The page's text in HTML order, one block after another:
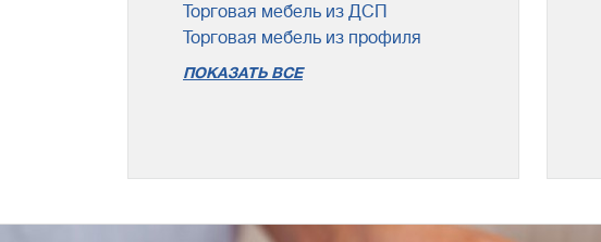
Торговая мебель из ДСП
Торговая мебель из профиля
ПОКАЗАТЬ ВСЕ